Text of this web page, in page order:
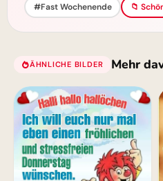
#Fast Wochenende
📁
ÄHNLICHE BILDER Mehr